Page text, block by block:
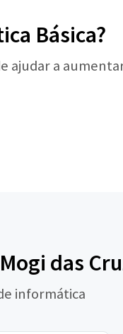
Básica?
ajudar a
das
informática